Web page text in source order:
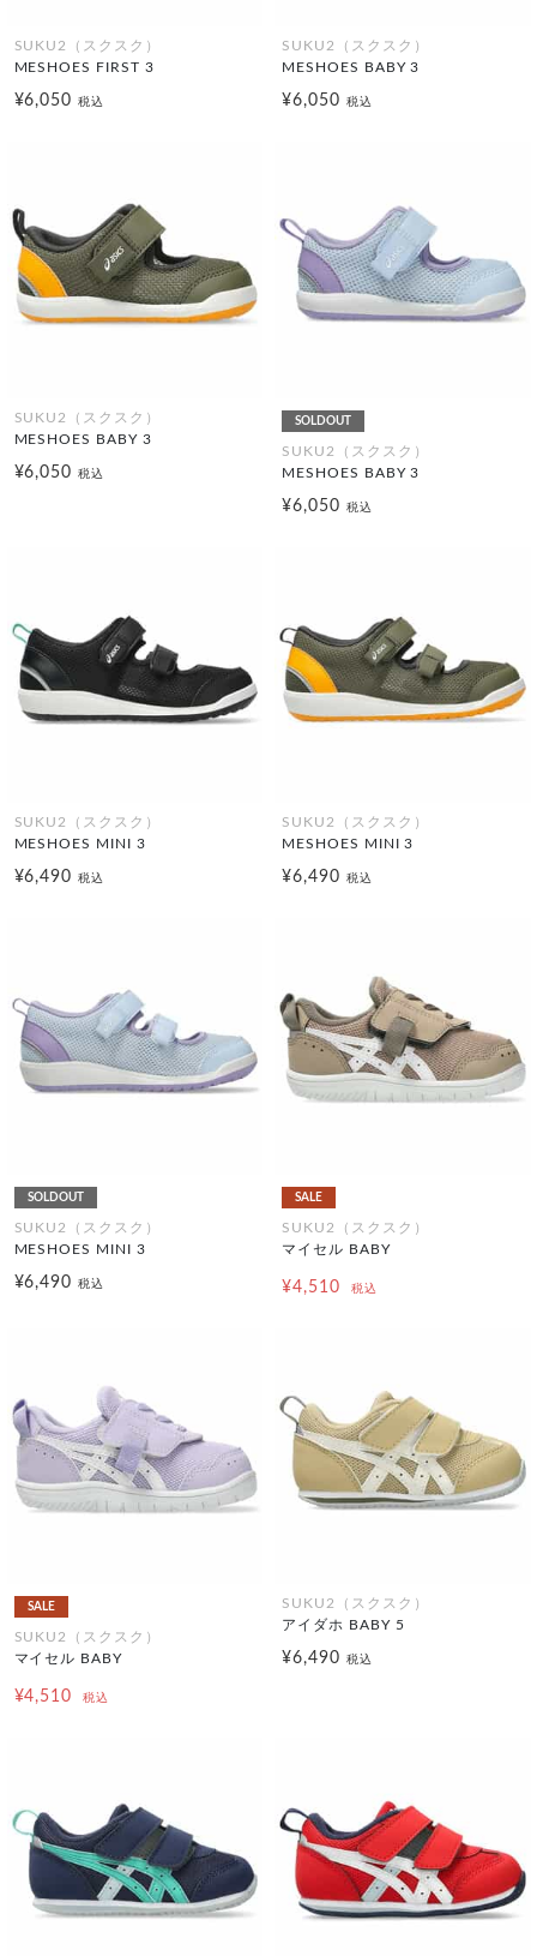
SUKU2（スクスク）
MESHOES FIRST 3
¥6,050税込
SUKU2（スクスク）
MESHOES BABY 3
¥6,050 税込
SUKU2（スクスク）
MESHOES BABY 3
¥6,050税込
SOLDOUT
SUKU2（スクスク）
MESHOES BABY 3
¥6,050 税込
SUKU2（スクスク）
MESHOES MINI 3
¥6,490税込
SUKU2（スクスク）
MESHOES MINI 3
¥6,490 税込
SOLDOUT
SUKU2（スクスク）
MESHOES MINI 3
¥6,490税込
SALE
SUKU2（スクスク）
マイセル BABY
¥4,510 税込
SALE
SUKU2（スクスク）
マイセル BABY
¥4,510 税込
SUKU2（スクスク）
アイダホ BABY 5
¥6,490 税込